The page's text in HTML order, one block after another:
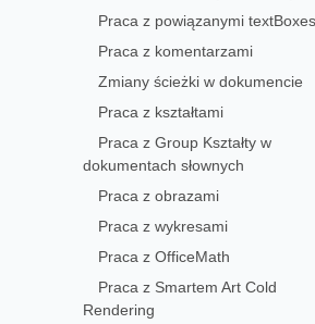
Praca z powiązanymi textBoxes
Praca z komentarzami
Zmiany ścieżki w dokumencie
Praca z kształtami
Praca z Group Kształty w
dokumentach słownych
Praca z obrazami
Praca z wykresami
Praca z OfficeMath
Praca z Smartem Art Cold
Rendering